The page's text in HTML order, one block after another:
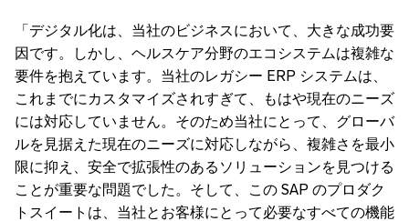
「デジタル化は、当社のビジネスにおいて、大きな成功要
因です。しかし、ヘルスケア分野のエコシステムは複雑な
要件を抱えています。当社のレガシー ERP システムは、
これまでにカスタマイズされすぎて、もはや現在のニーズ
には対応していません。そのため当社にとって、グローバ
ルを見据えた現在のニーズに対応しながら、複雑さを最小
限に抑え、安全で拡張性のあるソリューションを見つける
ことが重要な問題でした。そして、この SAP のプロダク
トスイートは、当社とお客様にとって必要なすべての機能